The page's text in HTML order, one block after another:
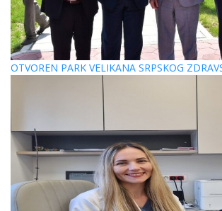
OTVOREN PARK VELIKANA SRPSKOG